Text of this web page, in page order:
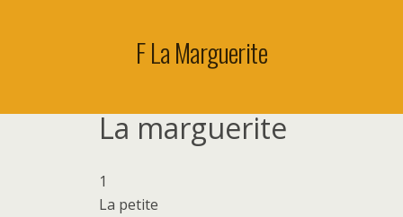
F La Marguerite
La marguerite
1
La petite